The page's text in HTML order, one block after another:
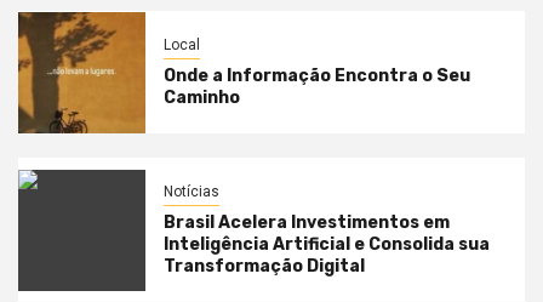
Local
Onde a Informação Encontra o Seu
Caminho
Notícias
Brasil Acelera Investimentos em
Inteligência Artificial e Consolida sua
Transformação Digital